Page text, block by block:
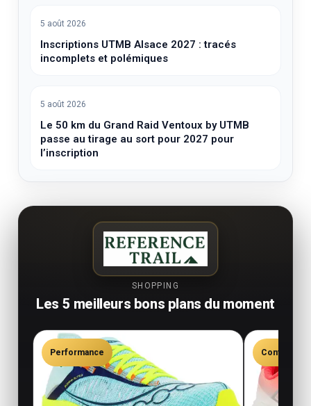
5 août 2026
Inscriptions UTMB Alsace 2027 : tracés
incomplets et polémiques
5 août 2026
Le 50 km du Grand Raid Ventoux by UTMB
passe au tirage au sort pour 2027 pour
l’inscription
SHOPPING
Les 5 meilleurs bons plans du moment
Performance Confort